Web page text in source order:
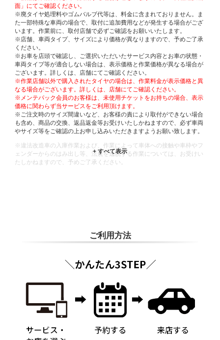
面」にてご確認ください。
※廃タイヤ処理料やゴムバルブ代等は、料金に含まれておりません。ま
た一部特殊な車両の場合で、取付に追加費用などが発生する場合がござ
います。作業前に、取付店舗で必ずご確認をお願いいたします。
※店舗、車両タイプ、サイズにより価格が異なりますので、予めご了承
ください。
※お車を店頭で確認し、ご選択いただいたサービス内容とお車の状態・
車両タイプ等が適合しない場合は、表示価格と作業価格が異なる場合が
ございます。詳しくは、店舗にてご確認ください。
※作業店舗以外で購入されたタイヤの場合は、作業料金が表示価格と異
なる場合がございます。詳しくは、店舗にてご確認ください。
※メンテパック会員のお客様は、未使用チケットをお持ちの場合、表示
価格に関わらず当サービスをご利用頂けます。
※ご注文時のサイズ間違いなど、お客様の責により取付ができない場合
も含め、商品の交換、返品返金等お受けいたしかねますので、必ず車両
やサイズ等をご確認の上お申し込みいただきますようお願い致します。
※違法改造車の入庫作業および、作業によって車体への接触や車枠やフ
ェンダーからのはみ出し等、法規を逸脱する作業については、お受けい
たしかねますので、予めご了承ください。
ご利用方法